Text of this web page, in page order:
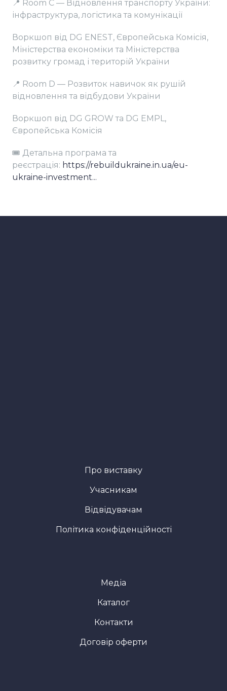
📍 Room C — Відновлення транспорту України:
інфраструктура, логістика та комунікації
Воркшоп від DG ENEST, Європейська Комісія,
Міністерства економіки та Міністерства
розвитку громад і територій України
📍 Room D — Розвиток навичок як рушій
відновлення та відбудови України
Воркшоп від DG GROW та DG EMPL,
Європейська Комісія
🎟️ Детальна програма та
реєстрація: https://rebuildukraine.in.ua/eu-
ukraine-investment...
Про виставку
Учасникам
Відвідувачам
Політика конфіденційності
Медіа
Каталог
Контакти
Договір оферти